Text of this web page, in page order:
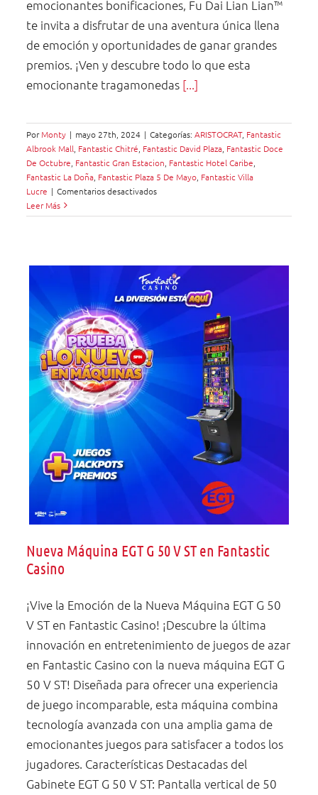
emocionantes bonificaciones, Fu Dai Lian Lian™
te invita a disfrutar de una aventura única llena
de emoción y oportunidades de ganar grandes
premios. ¡Ven y descubre todo lo que esta
emocionante tragamonedas [...]
PorMonty | mayo 27th, 2024 | Categorías:ARISTOCRAT, Fantastic
Albrook Mall, Fantastic Chitré, Fantastic David Plaza, Fantastic Doce
De Octubre, Fantastic Gran Estacion, Fantastic Hotel Caribe,
Fantastic La Doña, Fantastic Plaza 5 De Mayo, Fantastic Villa
Lucre | Comentarios desactivadosen
la
Dai
Lian
Lian
Leer Más
Nueva Máquina EGT G 50 V ST en Fantastic
Casino
¡Vive la Emoción de la Nueva Máquina EGT G 50
V ST en Fantastic Casino! ¡Descubre la última
innovación en entretenimiento de juegos de azar
en Fantastic Casino con la nueva máquina EGT G
50 V ST! Diseñada para ofrecer una experiencia
de juego incomparable, esta máquina combina
tecnología avanzada con una amplia gama de
emocionantes juegos para satisfacer a todos los
jugadores. Características Destacadas del
Gabinete EGT G 50 V ST: Pantalla vertical de 50